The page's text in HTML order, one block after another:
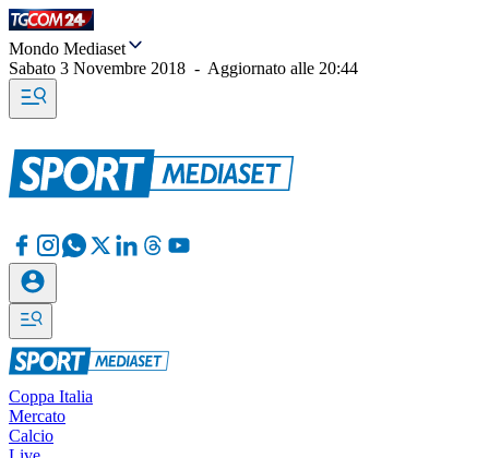
Mondo Mediaset
Sabato 3 Novembre 2018 - Aggiornato alle 20:44
Coppa Italia
Mercato
Calcio